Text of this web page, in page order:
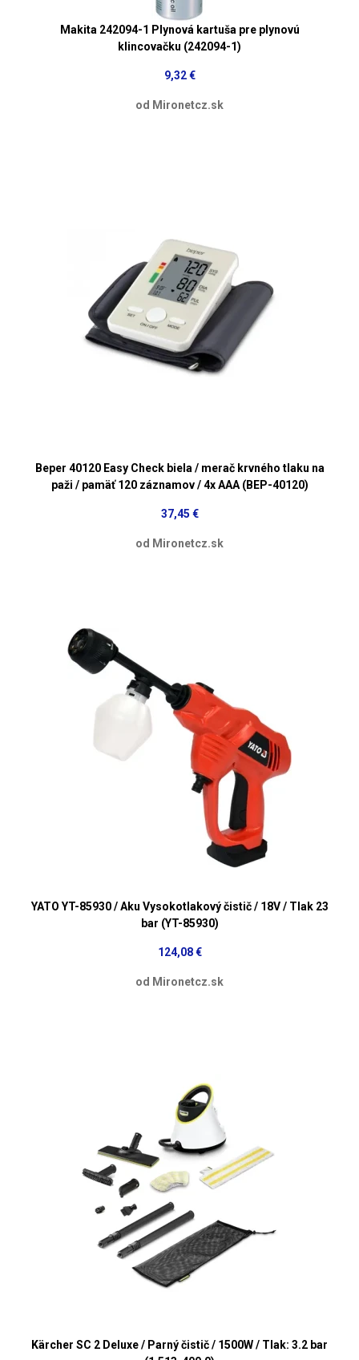
Makita 242094-1 Plynová kartuša pre plynovú
klincovačku (242094-1)
9,32 €
od Mironetcz.sk
Beper 40120 Easy Check biela / merač krvného tlaku na
paži / pamäť 120 záznamov / 4x AAA (BEP-40120)
37,45 €
od Mironetcz.sk
YATO YT-85930 / Aku Vysokotlakový čistič / 18V / Tlak 23
bar (YT-85930)
124,08 €
od Mironetcz.sk
Kärcher SC 2 Deluxe / Parný čistič / 1500W / Tlak: 3.2 bar